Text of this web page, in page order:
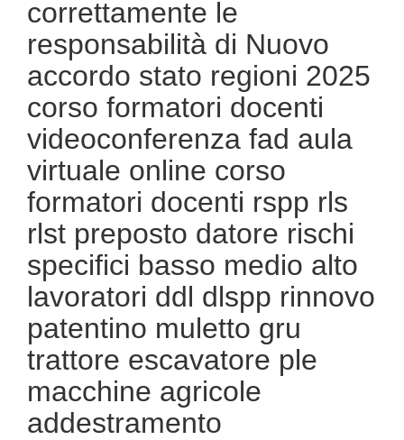
correttamente le
responsabilità di Nuovo
accordo stato regioni 2025
corso formatori docenti
videoconferenza fad aula
virtuale online corso
formatori docenti rspp rls
rlst preposto datore rischi
specifici basso medio alto
lavoratori ddl dlspp rinnovo
patentino muletto gru
trattore escavatore ple
macchine agricole
addestramento